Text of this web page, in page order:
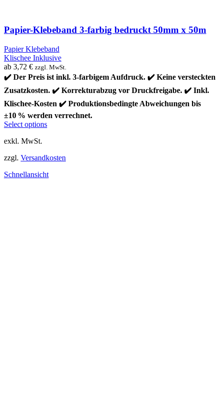
Papier-Klebeband 3-farbig bedruckt 50mm x 50m
Papier Klebeband
Klischee Inklusive
ab 3,72 € zzgl. MwSt.
✔️ Der Preis ist inkl. 3-farbigem Aufdruck. ✔️ Keine versteckten
Zusatzkosten. ✔️ Korrekturabzug vor Druckfreigabe. ✔️ Inkl.
Klischee-Kosten ✔️ Produktionsbedingte Abweichungen bis
±10 % werden verrechnet.
Select options
exkl. MwSt.
zzgl. Versandkosten
Schnellansicht